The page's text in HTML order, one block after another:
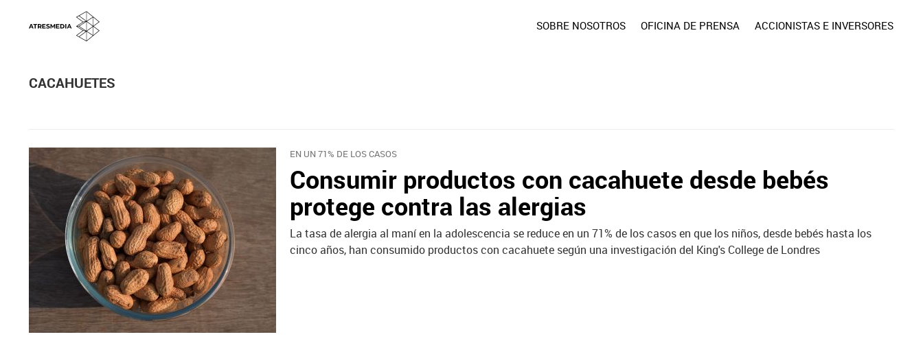
SOBRE NOSOTROS OFICINA DE PRENSA ACCIONISTAS E INVERSORES
CACAHUETES
EN UN 71% DE LOS CASOS
Consumir productos con cacahuete desde bebés
protege contra las alergias
La tasa de alergia al maní en la adolescencia se reduce en un 71% de los casos en que los niños, desde bebés hasta los
cinco años, han consumido productos con cacahuete según una investigación del King's College de Londres